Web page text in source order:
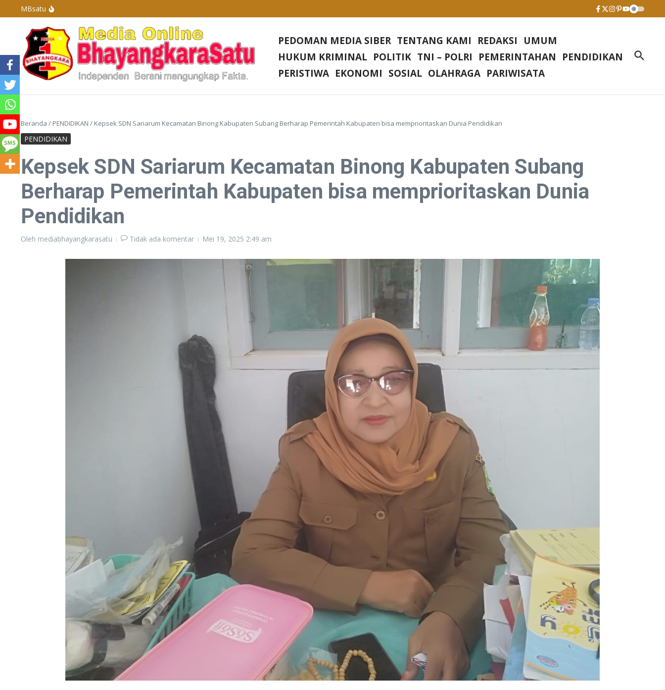
Lewati ke konten
MBsatu
Polres Bangka Barat Melaksanakan Pengamanan Di setiap Gereja Di Wilkum Polres Bangka Barat
Penyelenggaraan Pengurus Karang Taruna Desa Nangerang Kecamatan Jampang Tengah Kabupaten Sukabumi
Kapolda Kepulauan Bangka Belitung Berganti, Irjen Tornagogo Sihombing Pimpin Wilayah Baru
PEDOMAN MEDIA SIBER TENTANG KAMI REDAKSI
UMUM
HUKUM KRIMINAL POLITIK TNI – POLRI PEMERINTAHAN
PENDIDIKAN
PERISTIWA EKONOMI SOSIAL OLAHRAGA PARIWISATA
Beranda / PENDIDIKAN / Kepsek SDN Sariarum Kecamatan Binong Kabupaten Subang Berharap Pemerintah Kabupaten bisa memprioritaskan Dunia Pendidikan
PENDIDIKAN
Kepsek SDN Sariarum Kecamatan Binong Kabupaten Subang
Berharap Pemerintah Kabupaten bisa memprioritaskan Dunia
Pendidikan
Oleh mediabhayangkarasatu Tidak ada komentar Mei 19, 2025 2:49 am